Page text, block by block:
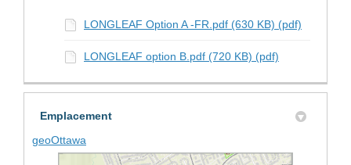
LONGLEAF Option A -FR.pdf (630 KB) (pdf)
LONGLEAF option B.pdf (720 KB) (pdf)
Emplacement
geoOttawa